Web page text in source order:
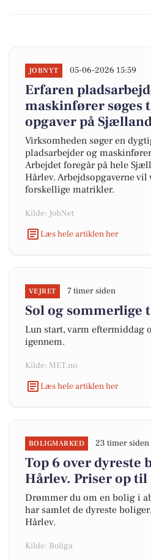
JOBNYT 05-06-2026 15:59
Erfaren
maskinfører søges
opgaver på
Virksomheden søger en
pladsarbejder og
Arbejdet foregår på hele
Hårlev. Arbejdsopgaverne
forskellige matrikler.
Kilde: JobNet
Læs hele artiklen her
VEJRET 7 timer siden
Sol og sommerlige
Lun start, varm eftermiddag
igennem.
Kilde: MET.no
Læs hele artiklen her
BOLIGMARKED 23 timer siden
Top 6 over dyreste
Hårlev. Priser op
Drømmer du om en bolig i
har samlet de dyreste
Hårlev.
Kilde: Boliga